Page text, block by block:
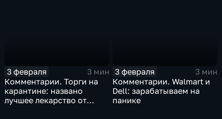
3 февраля
3 мин
Комментарии. Торги на
карантине: названо
лучшее лекарство от
3 февраля
3 мин
Комментарии. Walmart и
Dell: зарабатываем на
панике